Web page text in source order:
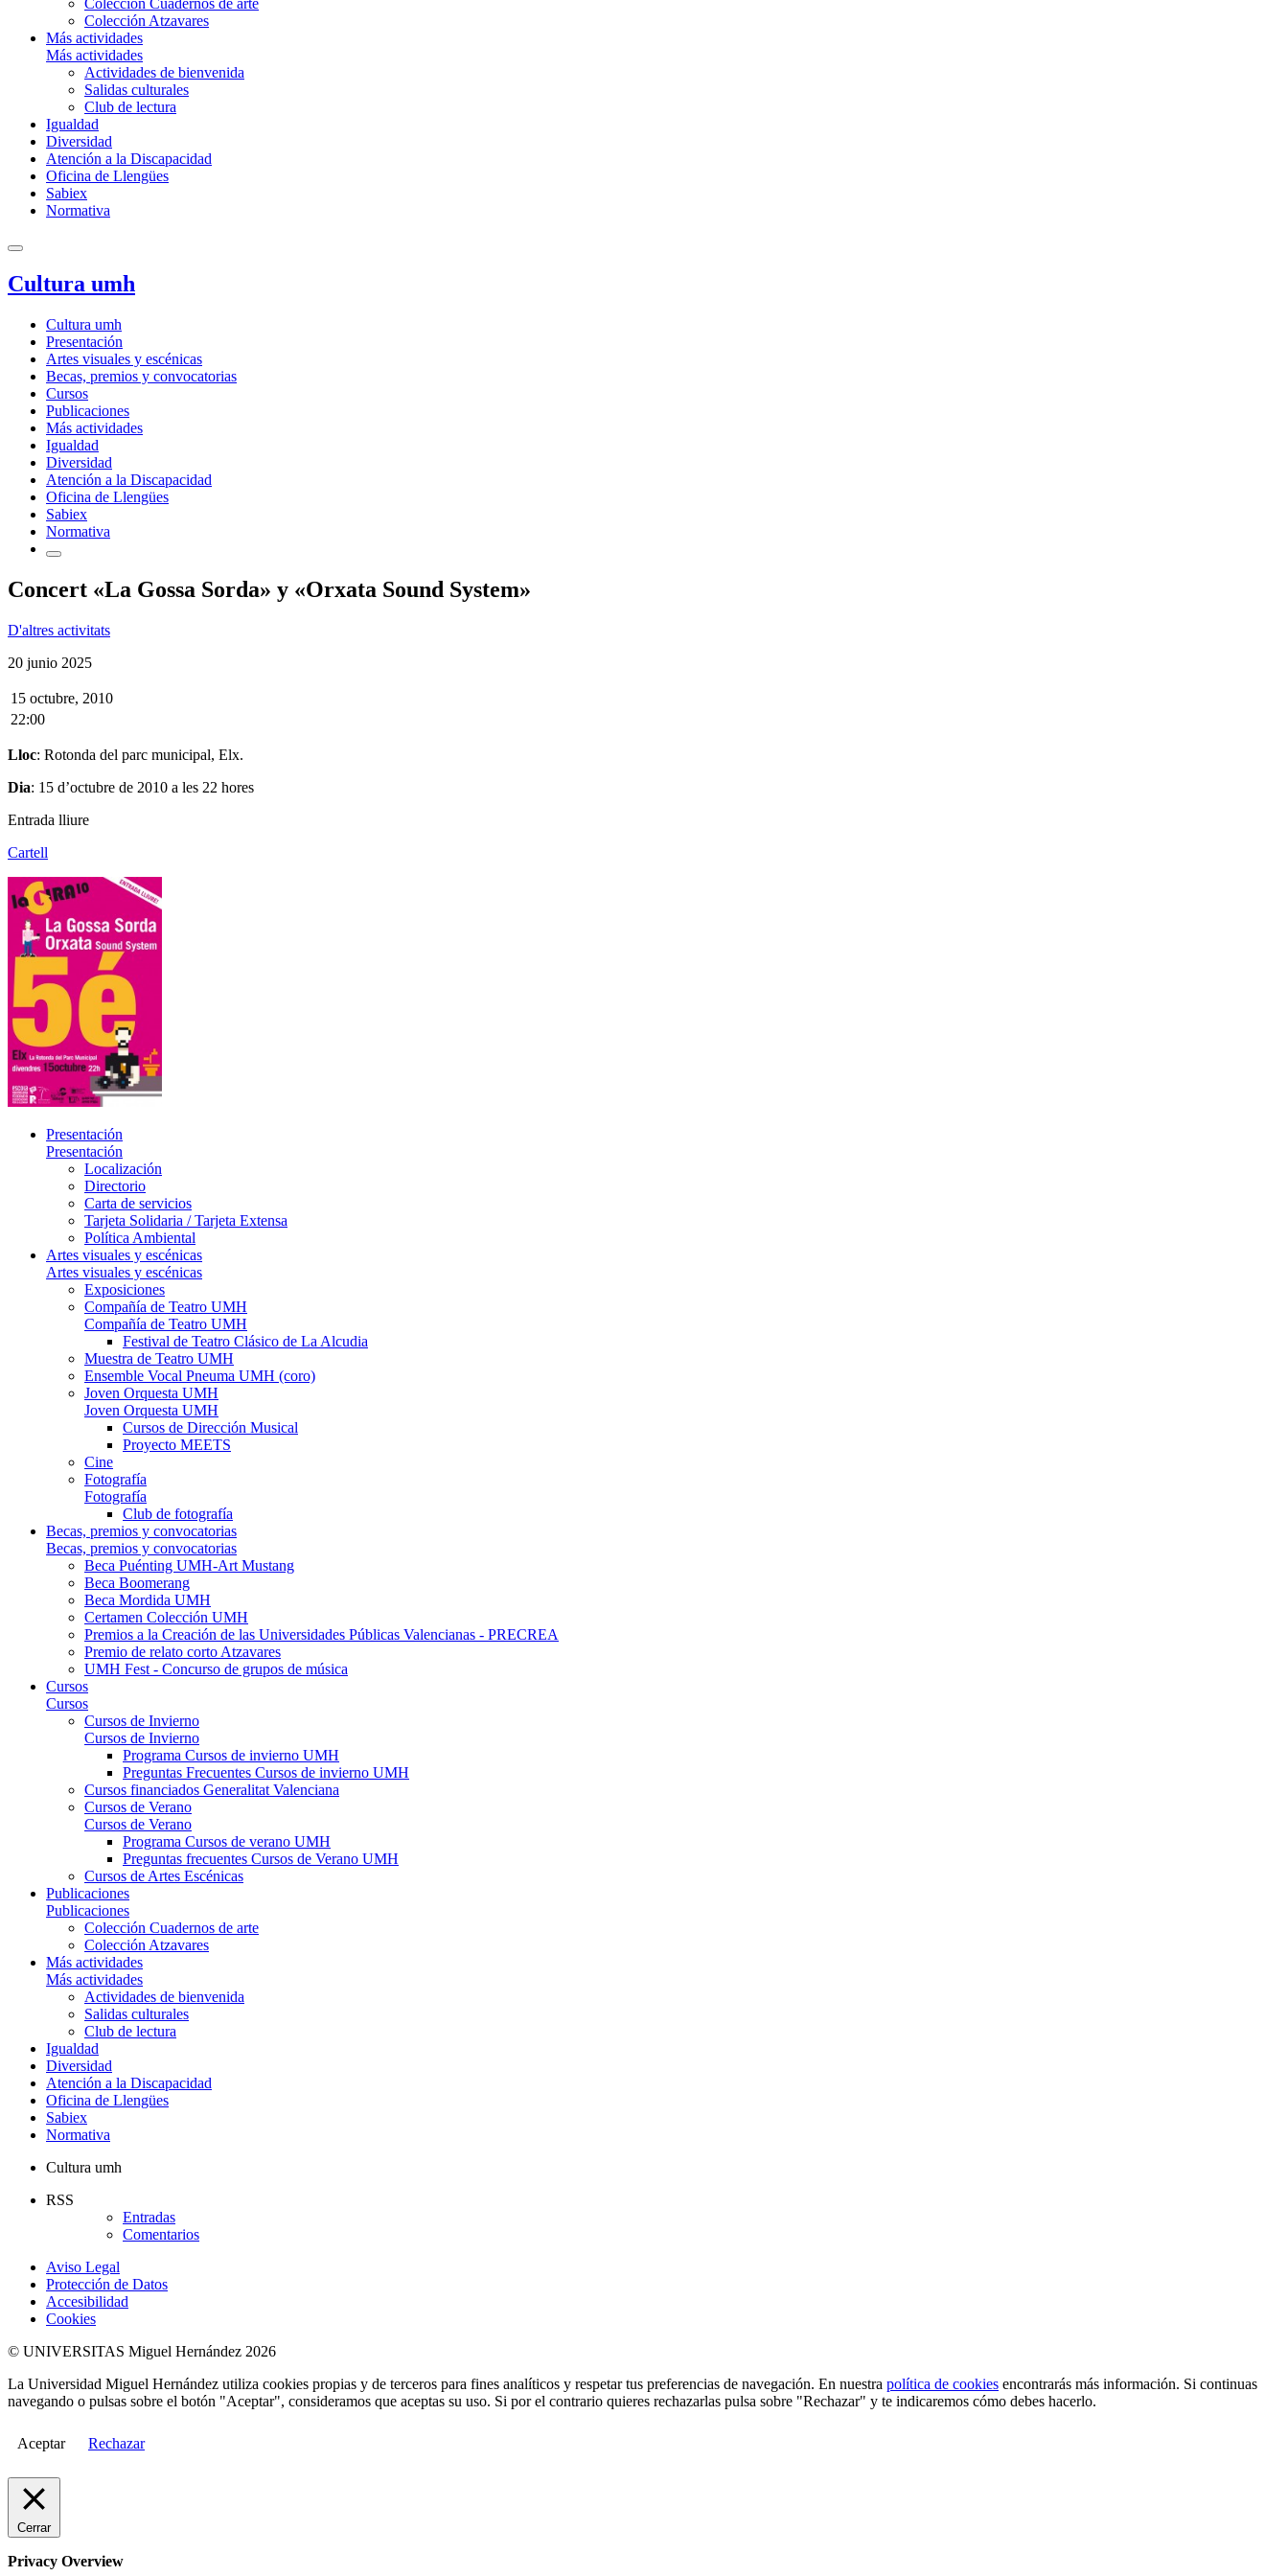
Colección Cuadernos de arte
Colección Atzavares
Más actividades
Más actividades
Actividades de bienvenida
Salidas culturales
Club de lectura
Igualdad
Diversidad
Atención a la Discapacidad
Oficina de Llengües
Sabiex
Normativa
Cultura umh
Cultura umh
Presentación
Artes visuales y escénicas
Becas, premios y convocatorias
Cursos
Publicaciones
Más actividades
Igualdad
Diversidad
Atención a la Discapacidad
Oficina de Llengües
Sabiex
Normativa
Concert «La Gossa Sorda» y «Orxata Sound System»
D'altres activitats
20 junio 2025
15 octubre, 2010
22:00
Lloc: Rotonda del parc municipal, Elx.
Dia: 15 d’octubre de 2010 a les 22 hores
Entrada lliure
Cartell
Presentación
Presentación
Localización
Directorio
Carta de servicios
Tarjeta Solidaria / Tarjeta Extensa
Política Ambiental
Artes visuales y escénicas
Artes visuales y escénicas
Exposiciones
Compañía de Teatro UMH
Compañía de Teatro UMH
Festival de Teatro Clásico de La Alcudia
Muestra de Teatro UMH
Ensemble Vocal Pneuma UMH (coro)
Joven Orquesta UMH
Joven Orquesta UMH
Cursos de Dirección Musical
Proyecto MEETS
Cine
Fotografía
Fotografía
Club de fotografía
Becas, premios y convocatorias
Becas, premios y convocatorias
Beca Puénting UMH-Art Mustang
Beca Boomerang
Beca Mordida UMH
Certamen Colección UMH
Premios a la Creación de las Universidades Públicas Valencianas - PRECREA
Premio de relato corto Atzavares
UMH Fest - Concurso de grupos de música
Cursos
Cursos
Cursos de Invierno
Cursos de Invierno
Programa Cursos de invierno UMH
Preguntas Frecuentes Cursos de invierno UMH
Cursos financiados Generalitat Valenciana
Cursos de Verano
Cursos de Verano
Programa Cursos de verano UMH
Preguntas frecuentes Cursos de Verano UMH
Cursos de Artes Escénicas
Publicaciones
Publicaciones
Colección Cuadernos de arte
Colección Atzavares
Más actividades
Más actividades
Actividades de bienvenida
Salidas culturales
Club de lectura
Igualdad
Diversidad
Atención a la Discapacidad
Oficina de Llengües
Sabiex
Normativa
Cultura umh
RSS
Entradas
Comentarios
Aviso Legal
Protección de Datos
Accesibilidad
Cookies
© UNIVERSITAS Miguel Hernández 2026
La Universidad Miguel Hernández utiliza cookies propias y de terceros para fines analíticos y respetar tus preferencias de navegación. En nuestra política de cookies encontrarás más información. Si continuas
navegando o pulsas sobre el botón "Aceptar", consideramos que aceptas su uso. Si por el contrario quieres rechazarlas pulsa sobre "Rechazar" y te indicaremos cómo debes hacerlo.
Aceptar Rechazar
Cerrar
Privacy Overview